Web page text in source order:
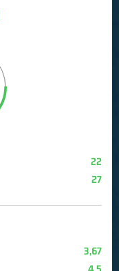
22
27
3,67